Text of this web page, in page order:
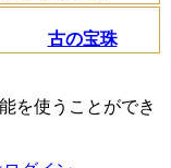
古の宝珠
を使うことができ